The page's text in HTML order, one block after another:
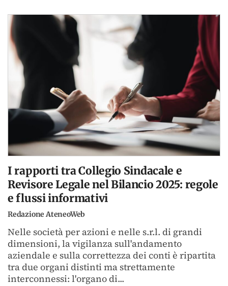
I rapporti tra Collegio Sindacale e
Revisore Legale nel Bilancio 2025: regole
e flussi informativi
Redazione AteneoWeb
Nelle società per azioni e nelle s.r.l. di grandi
dimensioni, la vigilanza sull'andamento
aziendale e sulla correttezza dei conti è ripartita
tra due organi distinti ma strettamente
interconnessi: l'organo di...